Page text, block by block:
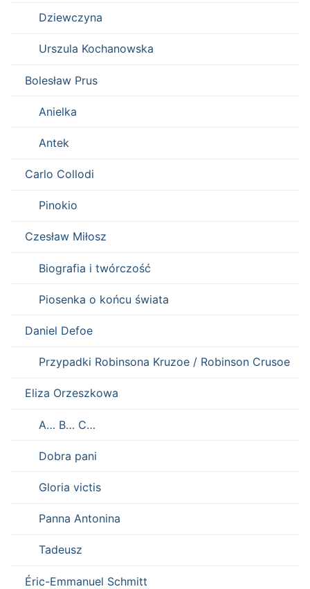
Dziewczyna
Urszula Kochanowska
Bolesław Prus
Anielka
Antek
Carlo Collodi
Pinokio
Czesław Miłosz
Biografia i twórczość
Piosenka o końcu świata
Daniel Defoe
Przypadki Robinsona Kruzoe / Robinson Crusoe
Eliza Orzeszkowa
A… B… C…
Dobra pani
Gloria victis
Panna Antonina
Tadeusz
Éric-Emmanuel Schmitt